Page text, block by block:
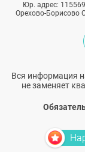
Юр. адрес:
Орехово-Борисово
Вся информация
не заменяет